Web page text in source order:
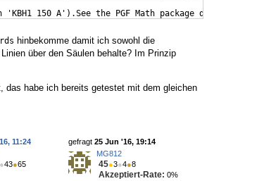
'KBH1 150 A' ) .See the PGF Math package
hinbekomme damit ich sowohl die
über den Säulen behalte? Im Prinzip
das habe ich bereits getestet mit dem gleichen
gefragt 25 Jun '16, 19:14
MG812
45●3●4●8
Akzeptiert-Rate: 0%
11:24
●43●65